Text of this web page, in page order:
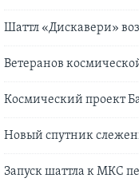
Шаттл «Дискавери»
Ветеранов
Космический проект
Новый спутник
Запуск шаттла к МКС